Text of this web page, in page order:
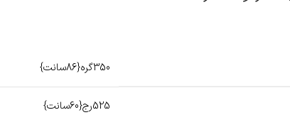
350گره{86سانت}
525رج{60سانت}